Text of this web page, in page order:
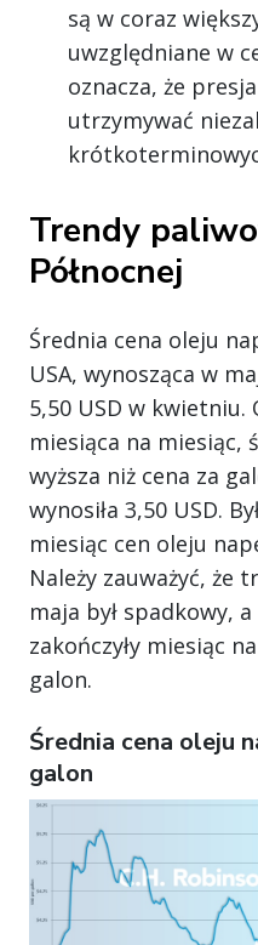
są w coraz
uwzględniane w
oznacza, że
utrzymywać
Trendy
Północnej
Średnia cena oleju
USA, wynosząca w
5,50 USD w
miesiąca na miesiąc,
wyższa niż cena za
wynosiła 3,50 USD.
miesiąc cen oleju
Należy zauważyć, że
maja był spadkowy,
zakończyły miesiąc
galon.
Średnia cena oleju
galon